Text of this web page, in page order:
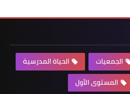
الجمعيات
الحياة المدرسية
المستوى الأول